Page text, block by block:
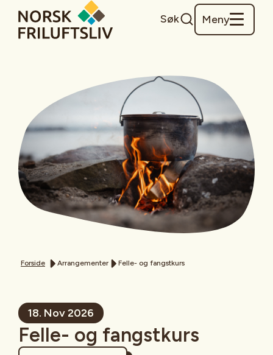
Søk Meny
Forside Arrangementer Felle- og fangstkurs
18. Nov 2026
Felle- og fangstkurs